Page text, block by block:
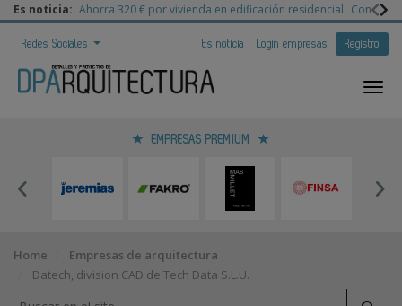
Es noticia: Ahorra 320 € por vivienda en edificación residencial
Redes Sociales Es noticia Login empresas Registro
EMPRESAS PREMIUM
Home
Empresas de arquitectura
Datech, division CAD de Tech Data S.L.U.